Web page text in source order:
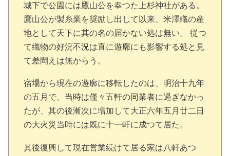
城下で公園には鷹山公を奉つた上杉神社がある。
鷹山公が製糸業を奨励し出して以来、米澤織の産
地として天下に其の名の届かない処は無い。 従つ
て織物の好況不況は直に遊廓にも影響する処と見
て差閊えは無からう。
宿場から現在の遊廓に移転したのは、明治十九年
の五月で、当時は僅々五軒の同業者に過ぎなかっ
たが、其の後漸次に増加して大正六年五月廿二日
の大火災当時には既に十一軒に成つて居た。
其後復興して現在営業続けて居る家は八軒あつ